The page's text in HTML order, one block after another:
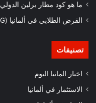
ما هو كود مطار برلين الدولي Berlin Brandenburg Airport
القرض الطلابي في ألمانيا (BAföG): الشروط والإجراءات
تصنيفات
اخبار المانيا اليوم
الاستثمار في ألمانيا